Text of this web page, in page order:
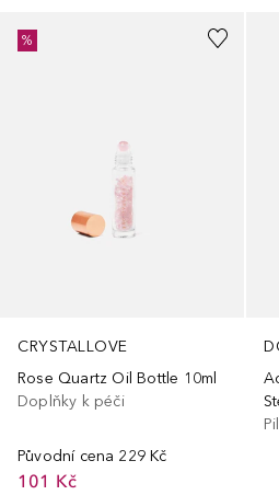
CRYSTALLOVE
Rose Quartz Oil Bottle 10ml
Doplňky k péči
Původní cena 229 Kč
101 Kč
%